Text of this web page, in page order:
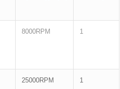
8000RPM 1
25000RPM 1